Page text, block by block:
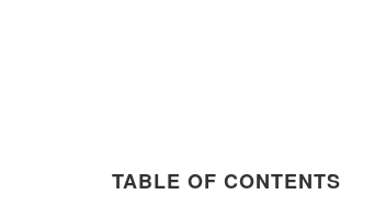
TABLE OF CONTENTS